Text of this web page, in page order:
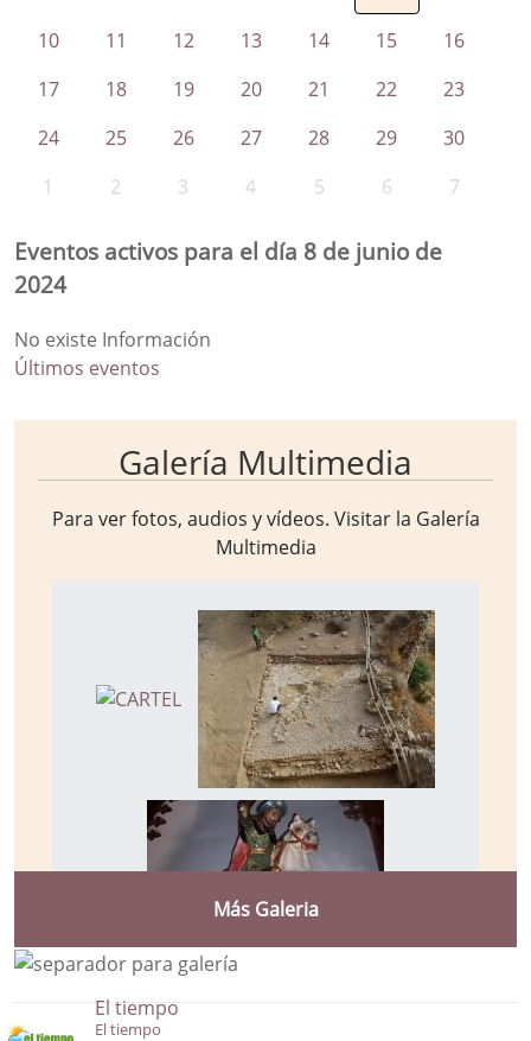
10
11 12 13 14 15
16
17
18 19 20 21 22
23
24
25 26 27 28 29
30
1
2 3 4 5 6 7
Eventos activos para el día 8 de junio de
2024
No existe Información
Últimos eventos
Galería Multimedia
Para ver fotos, audios y vídeos. Visitar la Galería
Multimedia
Más Galeria
El tiempo
El tiempo